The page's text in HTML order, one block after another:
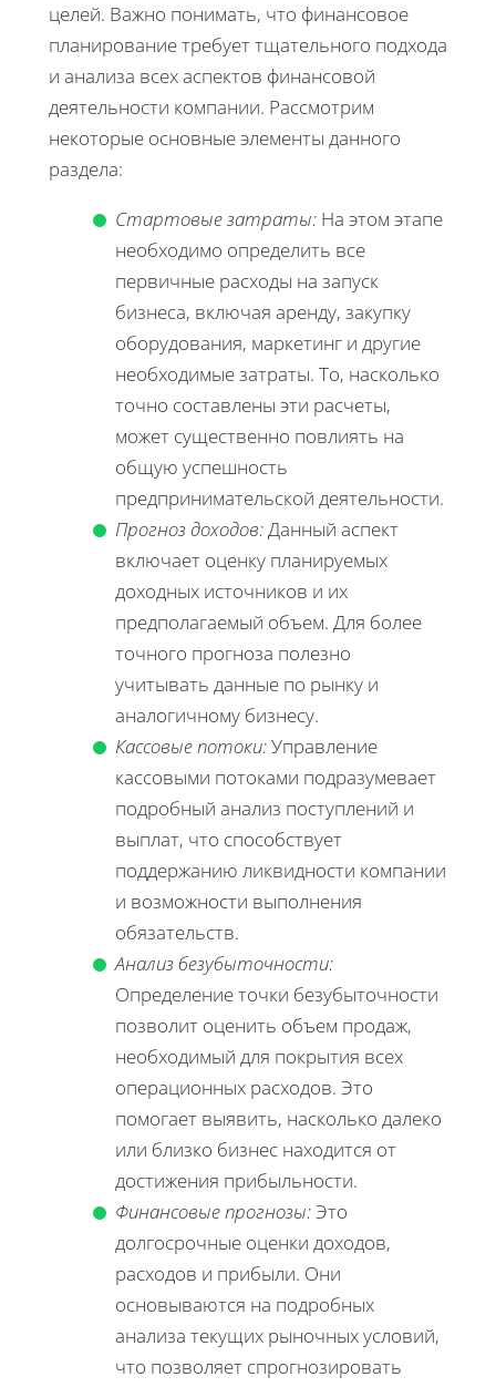
целей. Важно понимать, что финансовое
планирование требует тщательного подхода
и анализа всех аспектов финансовой
деятельности компании. Рассмотрим
некоторые основные элементы данного
раздела:
Стартовые затраты: На этом этапе
необходимо определить все
первичные расходы на запуск
бизнеса, включая аренду, закупку
оборудования, маркетинг и другие
необходимые затраты. То, насколько
точно составлены эти расчеты,
может существенно повлиять на
общую успешность
предпринимательской деятельности.
Прогноз доходов:Данный аспект
включает оценку планируемых
доходных источников и их
предполагаемый объем. Для более
точного прогноза полезно
учитывать данные по рынку и
аналогичному бизнесу.
Кассовые потоки:Управление
кассовыми потоками подразумевает
подробный анализ поступлений и
выплат, что способствует
поддержанию ликвидности компании
и возможности выполнения
обязательств.
Анализ безубыточности:
Определение точки безубыточности
позволит оценить объем продаж,
необходимый для покрытия всех
операционных расходов. Это
помогает выявить, насколько далеко
или близко бизнес находится от
достижения прибыльности.
Финансовые прогнозы:Это
долгосрочные оценки доходов,
расходов и прибыли. Они
основываются на подробных
анализа текущих рыночных условий,
что позволяет спрогнозировать